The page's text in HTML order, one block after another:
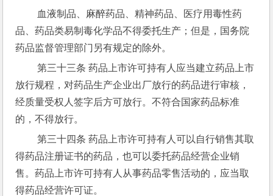
品、药品类易制毒化学品不得委托生产；但是，国务院
药品监督管理部门另有规定的除外。
第三十三条 药品上市许可持有人应当建立药品上市
放行规程，对药品生产企业出厂放行的药品进行审核，
经质量受权人签字后方可放行。不符合国家药品标准
的，不得放行。
第三十四条 药品上市许可持有人可以自行销售其取
得药品注册证书的药品，也可以委托药品经营企业销
售。药品上市许可持有人从事药品零售活动的，应当取
得药品经营许可证。